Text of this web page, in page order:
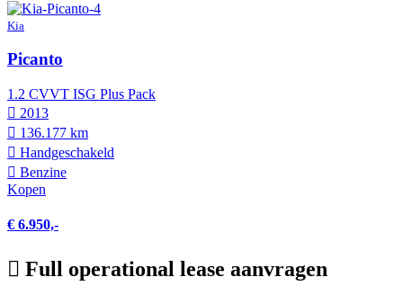
Kia
Picanto
1.2 CVVT ISG Plus Pack
2013
136.177 km
Hand­geschakeld
Benzine
Kopen
€ 6.950,-
Full operational lease aanvragen